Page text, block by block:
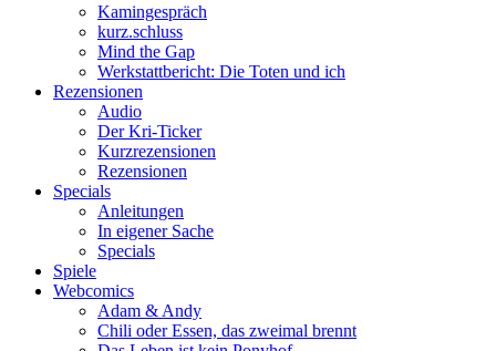
Kamingespräch
kurz.schluss
Mind the Gap
Werkstattbericht: Die Toten und ich
Rezensionen
Audio
Der Kri-Ticker
Kurzrezensionen
Rezensionen
Specials
Anleitungen
In eigener Sache
Specials
Spiele
Webcomics
Adam & Andy
Chili oder Essen, das zweimal brennt